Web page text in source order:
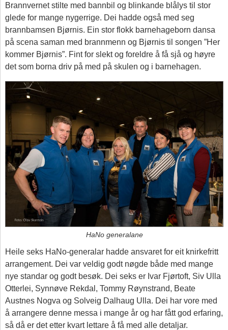
Brannvernet stilte med bannbil og blinkande blålys til stor
glede for mange nygerrige. Dei hadde også med seg
brannbamsen Bjørnis. Ein stor flokk barnehageborn dansa
på scena saman med brannmenn og Bjørnis til songen ”Her
kommer Bjørnis”. Fint for slekt og foreldre å få sjå og høyre
det som borna driv på med på skulen og i barnehagen.
HaNo generalane
Heile seks HaNo-generalar hadde ansvaret for eit knirkefritt
arrangement. Dei var veldig godt nøgde både med mange
nye standar og godt besøk. Dei seks er Ivar Fjørtoft, Siv Ulla
Otterlei, Synnøve Rekdal, Tommy Røynstrand, Beate
Austnes Nogva og Solveig Dalhaug Ulla. Dei har vore med
å arrangere denne messa i mange år og har fått god erfaring,
så då er det etter kvart lettare å få med alle detaljar.